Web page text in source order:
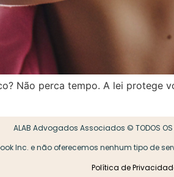
Não perca tempo. A lei protege
ALAB Advogados Associados © TODOS OS
Inc. e não oferecemos nenhum tipo
Política de